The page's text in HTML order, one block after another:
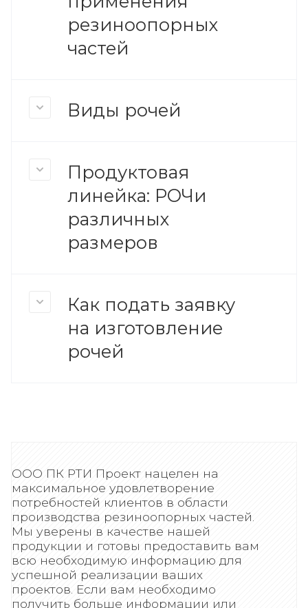
резиноопорных
частей
Виды рочей
Продуктовая
линейка: РОЧи
различных
размеров
Как подать заявку
на изготовление
рочей
ООО ПК РТИ Проект нацелен на
максимальное удовлетворение
потребностей клиентов в области
производства резиноопорных частей.
Мы уверены в качестве нашей
продукции и готовы предоставить вам
всю необходимую информацию для
успешной реализации ваших
проектов. Если вам необходимо
получить больше информации или